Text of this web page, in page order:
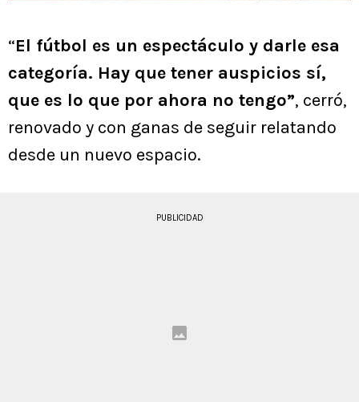
“El fútbol es un espectáculo y darle esa
categoría. Hay que tener auspicios sí,
que es lo que por ahora no tengo”, cerró,
renovado y con ganas de seguir relatando
desde un nuevo espacio.
PUBLICIDAD